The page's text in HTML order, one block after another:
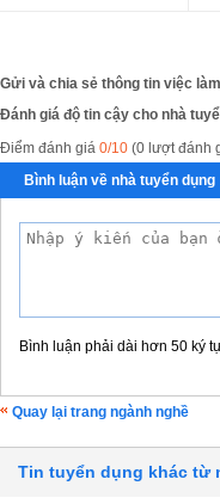
Gửi và chia sẻ thông tin việc
Đánh giá độ tin cậy cho nhà
Điểm đánh giá 0/10 (0 lượt đánh
Bình luận về nhà tuyển dụng
Bình luận phải dài hơn 50 ký
Quay lại trang ngành nghề
Tin tuyển dụng khác từ